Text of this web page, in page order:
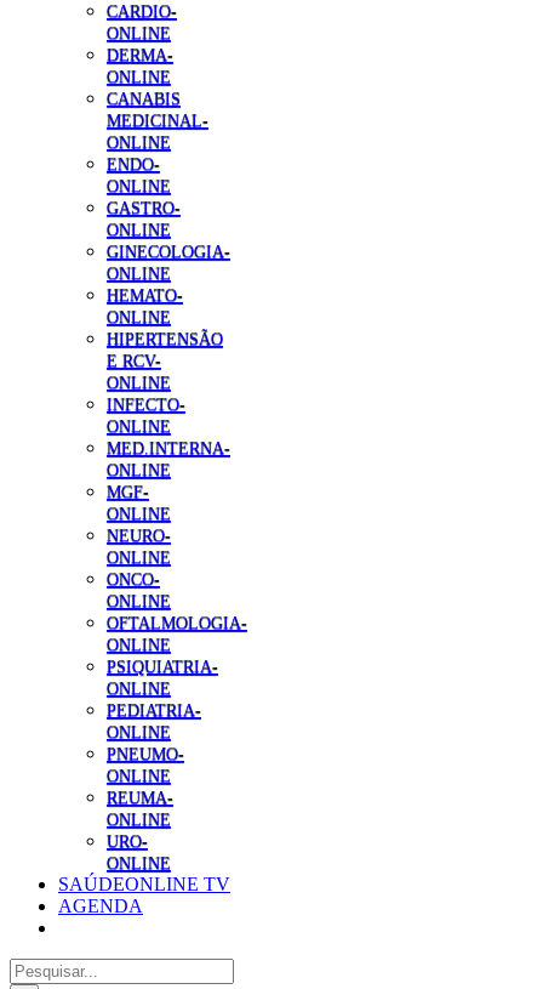
CARDIO-
ONLINE
DERMA-
ONLINE
CANABIS
MEDICINAL-
ONLINE
ENDO-
ONLINE
GASTRO-
ONLINE
GINECOLOGIA-
ONLINE
HEMATO-
ONLINE
HIPERTENSÃO
E RCV-
ONLINE
INFECTO-
ONLINE
MED.INTERNA-
ONLINE
MGF-
ONLINE
NEURO-
ONLINE
ONCO-
ONLINE
OFTALMOLOGIA-
ONLINE
PSIQUIATRIA-
ONLINE
PEDIATRIA-
ONLINE
PNEUMO-
ONLINE
REUMA-
ONLINE
URO-
ONLINE
SAÚDEONLINE TV
AGENDA
Pesquisar